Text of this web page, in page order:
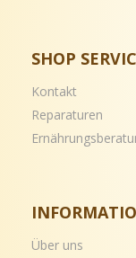
SHOP
Kontakt
Reparaturen
Über uns